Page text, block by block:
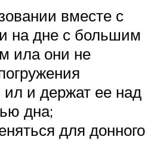
вместе с
на дне с большим
ила они не
и держат ее над
дна;
для донного